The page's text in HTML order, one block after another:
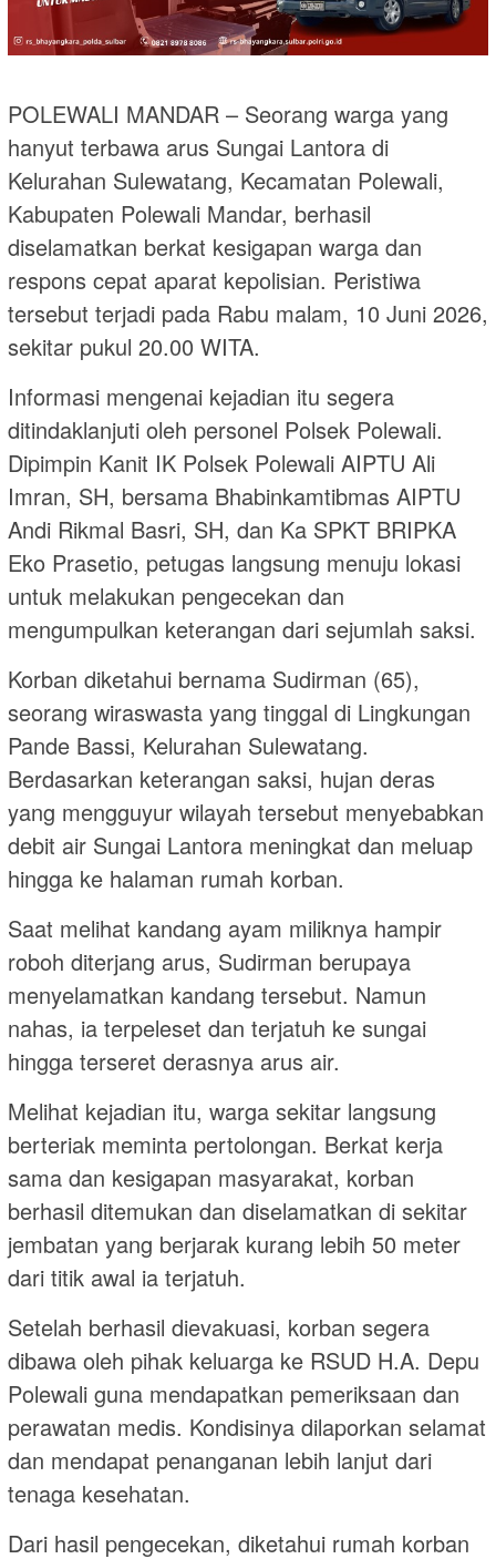
POLEWALI MANDAR – Seorang warga yang
hanyut terbawa arus Sungai Lantora di
Kelurahan Sulewatang, Kecamatan Polewali,
Kabupaten Polewali Mandar, berhasil
diselamatkan berkat kesigapan warga dan
respons cepat aparat kepolisian. Peristiwa
tersebut terjadi pada Rabu malam, 10 Juni 2026,
sekitar pukul 20.00 WITA.
Informasi mengenai kejadian itu segera
ditindaklanjuti oleh personel Polsek Polewali.
Dipimpin Kanit IK Polsek Polewali AIPTU Ali
Imran, SH, bersama Bhabinkamtibmas AIPTU
Andi Rikmal Basri, SH, dan Ka SPKT BRIPKA
Eko Prasetio, petugas langsung menuju lokasi
untuk melakukan pengecekan dan
mengumpulkan keterangan dari sejumlah saksi.
Korban diketahui bernama Sudirman (65),
seorang wiraswasta yang tinggal di Lingkungan
Pande Bassi, Kelurahan Sulewatang.
Berdasarkan keterangan saksi, hujan deras
yang mengguyur wilayah tersebut menyebabkan
debit air Sungai Lantora meningkat dan meluap
hingga ke halaman rumah korban.
Saat melihat kandang ayam miliknya hampir
roboh diterjang arus, Sudirman berupaya
menyelamatkan kandang tersebut. Namun
nahas, ia terpeleset dan terjatuh ke sungai
hingga terseret derasnya arus air.
Melihat kejadian itu, warga sekitar langsung
berteriak meminta pertolongan. Berkat kerja
sama dan kesigapan masyarakat, korban
berhasil ditemukan dan diselamatkan di sekitar
jembatan yang berjarak kurang lebih 50 meter
dari titik awal ia terjatuh.
Setelah berhasil dievakuasi, korban segera
dibawa oleh pihak keluarga ke RSUD H.A. Depu
Polewali guna mendapatkan pemeriksaan dan
perawatan medis. Kondisinya dilaporkan selamat
dan mendapat penanganan lebih lanjut dari
tenaga kesehatan.
Dari hasil pengecekan, diketahui rumah korban